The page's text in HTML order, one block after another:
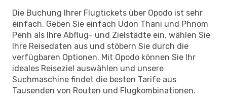
Die Buchung Ihrer Flugtickets über Opodo ist sehr
einfach. Geben Sie einfach Udon Thani und Phnom
Penh als Ihre Abflug- und Zielstädte ein, wählen Sie
Ihre Reisedaten aus und stöbern Sie durch die
verfügbaren Optionen. Mit Opodo können Sie Ihr
ideales Reiseziel auswählen und unsere
Suchmaschine findet die besten Tarife aus
Tausenden von Routen und Flugkombinationen.